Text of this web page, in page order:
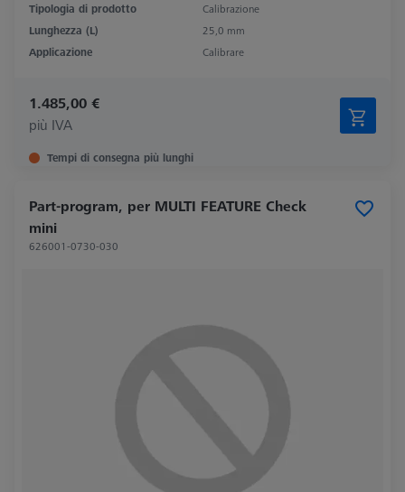
Tipologia di prodotto
Calibrazione
Lunghezza (L)
25,0 mm
Applicazione
Calibrare
1.485,00 €
più IVA
Tempi di consegna più lunghi
Part-program, per MULTI FEATURE Check
mini
626001-0730-030